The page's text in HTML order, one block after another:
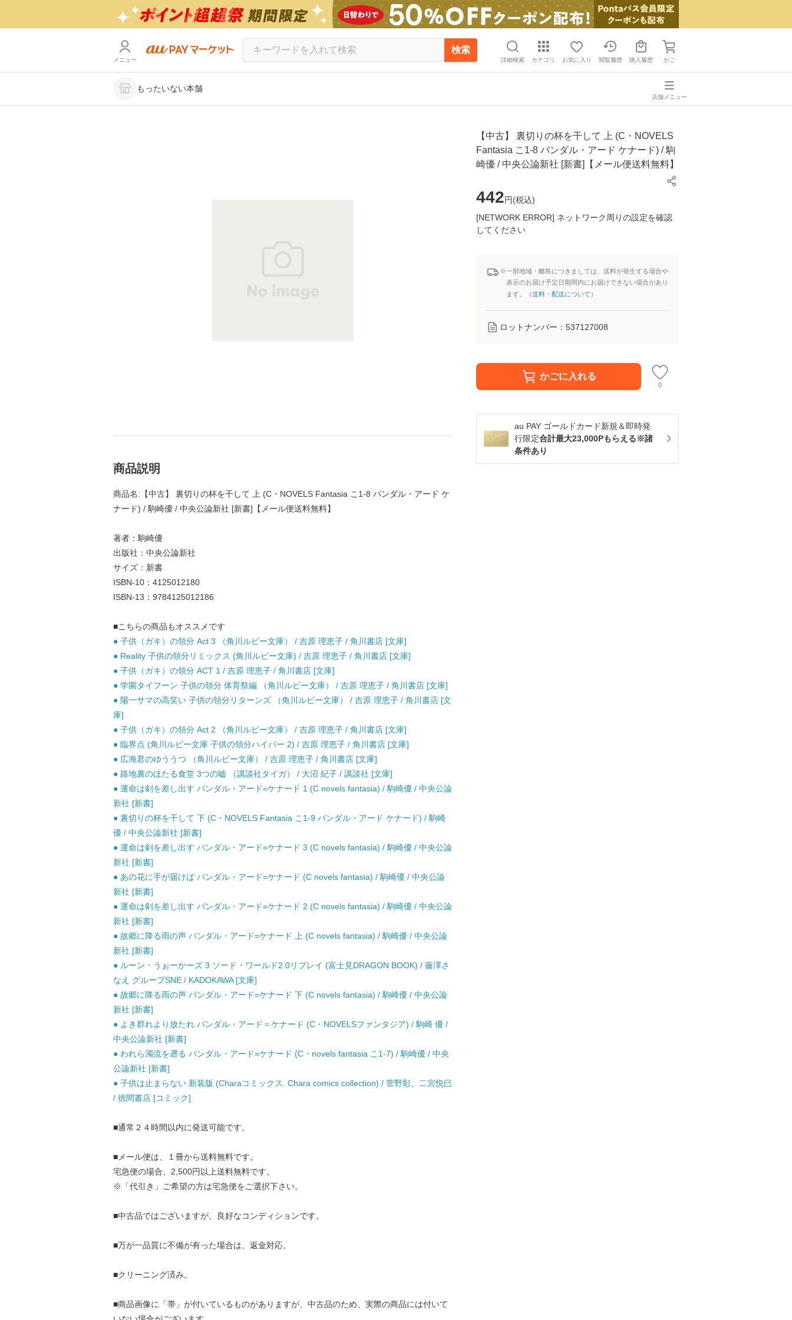
メニュー
検索
詳細検索 カテゴリ お気に入り 閲覧履歴 購入履歴 かご
もったいない本舗
店舗メニュー
【中古】 裏切りの杯を干して 上 (C・NOVELS
Fantasia こ1-8 バンダル・アード ケナード) / 駒
崎優 / 中央公論新社 [新書]【メール便送料無料】
442円(税込)
[NETWORK ERROR] ネットワーク周りの設定を確認
してください
※一部地域・離島につきましては、送料が発生する場合や
表示のお届け予定日期間内にお届けできない場合があり
ます。（送料・配送について ）
ロットナンバー： 537127008
かごに入れる
0
au PAY ゴールドカード新規＆即時発
行限定合計最大23,000Pもらえる※諸
条件あり
商品説明
商品名:【中古】 裏切りの杯を干して 上 (C・NOVELS Fantasia こ1-8 バンダル・アード ケ
ナード) / 駒崎優 / 中央公論新社 [新書]【メール便送料無料】
著者：駒崎優
出版社：中央公論新社
サイズ：新書
ISBN-10：4125012180
ISBN-13：9784125012186
■こちらの商品もオススメです
● 子供（ガキ）の領分 Act 3 （角川ルビー文庫） / 吉原 理恵子 / 角川書店 [文庫]
● Reality 子供の領分リミックス (角川ルビー文庫) / 吉原 理恵子 / 角川書店 [文庫]
● 子供（ガキ）の領分 ACT 1 / 吉原 理恵子 / 角川書店 [文庫]
● 学園タイフーン 子供の領分 体育祭編 （角川ルビー文庫） / 吉原 理恵子 / 角川書店 [文庫]
● 陽一サマの高笑い 子供の領分リターンズ （角川ルビー文庫） / 吉原 理恵子 / 角川書店 [文
庫]
● 子供（ガキ）の領分 Act 2 （角川ルビー文庫） / 吉原 理恵子 / 角川書店 [文庫]
● 臨界点 (角川ルビー文庫 子供の領分ハイパー 2) / 吉原 理恵子 / 角川書店 [文庫]
● 広海君のゆううつ （角川ルビー文庫） / 吉原 理恵子 / 角川書店 [文庫]
● 路地裏のほたる食堂 3つの嘘 （講談社タイガ） / 大沼 紀子 / 講談社 [文庫]
● 運命は剣を差し出す バンダル・アード=ケナード 1 (C novels fantasia) / 駒崎優 / 中央公論
新社 [新書]
● 裏切りの杯を干して 下 (C・NOVELS Fantasia こ1-9 バンダル・アード ケナード) / 駒崎
優 / 中央公論新社 [新書]
● 運命は剣を差し出す バンダル・アード=ケナード 3 (C novels fantasia) / 駒崎優 / 中央公論
新社 [新書]
● あの花に手が届けば バンダル・アード=ケナード (C novels fantasia) / 駒崎優 / 中央公論
新社 [新書]
● 運命は剣を差し出す バンダル・アード=ケナード 2 (C novels fantasia) / 駒崎優 / 中央公論
新社 [新書]
● 故郷に降る雨の声 バンダル・アード=ケナード 上 (C novels fantasia) / 駒崎優 / 中央公論
新社 [新書]
● ルーン・うぉーかーズ 3 ソード・ワールド2.0リプレイ (富士見DRAGON BOOK) / 藤澤さ
なえ グループSNE / KADOKAWA [文庫]
● 故郷に降る雨の声 バンダル・アード=ケナード 下 (C novels fantasia) / 駒崎優 / 中央公論
新社 [新書]
● よき群れより放たれ バンダル・アード＝ケナード (C・NOVELSファンタジア) / 駒崎 優 /
中央公論新社 [新書]
● われら濁流を遡る バンダル・アード=ケナード (C・novels fantasia こ1-7) / 駒崎優 / 中央
公論新社 [新書]
● 子供は止まらない 新装版 (Charaコミックス. Chara comics collection) / 菅野彰、二宮悦巳
/ 徳間書店 [コミック]
■通常２４時間以内に発送可能です。
■メール便は、１冊から送料無料です。
宅急便の場合、2,500円以上送料無料です。
※「代引き」ご希望の方は宅急便をご選択下さい。
■中古品ではございますが、良好なコンディションです。
■万が一品質に不備が有った場合は、返金対応。
■クリーニング済み。
■商品画像に「帯」が付いているものがありますが、中古品のため、実際の商品には付いて